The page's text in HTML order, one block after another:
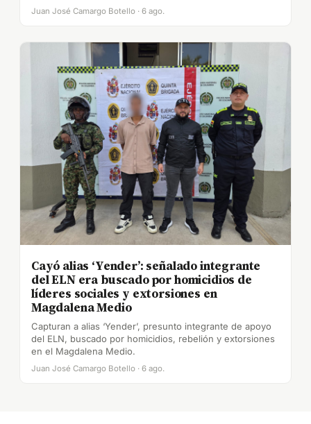
Juan José Camargo Botello · 6 ago.
Cayó alias ‘Yender’: señalado integrante
del ELN era buscado por homicidios de
líderes sociales y extorsiones en
Magdalena Medio
Capturan a alias ‘Yender’, presunto integrante de apoyo
del ELN, buscado por homicidios, rebelión y extorsiones
en el Magdalena Medio.
Juan José Camargo Botello · 6 ago.